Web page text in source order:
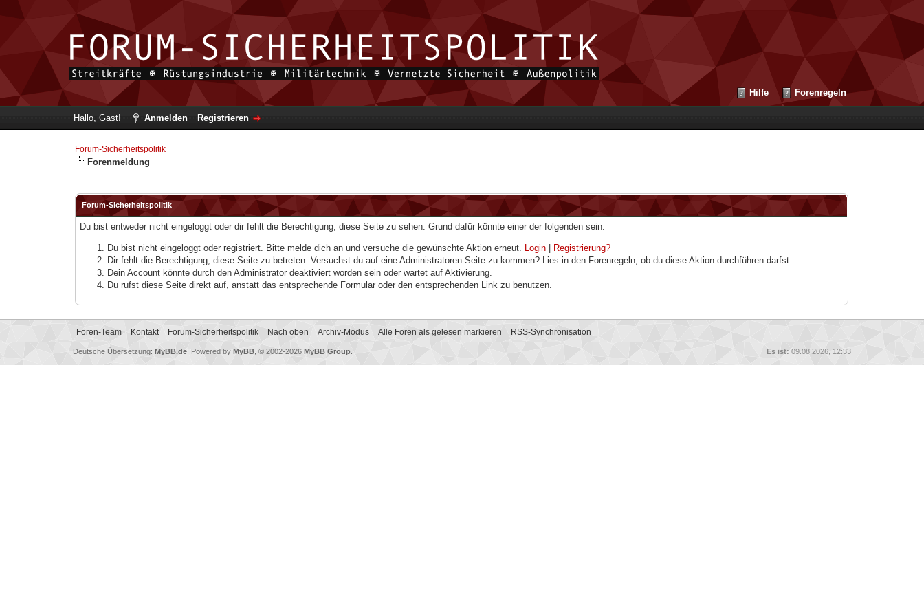
Hilfe Forenregeln
Hallo, Gast! Anmelden Registrieren
Forum-Sicherheitspolitik
Forenmeldung
Forum-Sicherheitspolitik
Du bist entweder nicht eingeloggt oder dir fehlt die Berechtigung, diese Seite zu sehen. Grund dafür könnte einer der folgenden sein:
Du bist nicht eingeloggt oder registriert. Bitte melde dich an und versuche die gewünschte Aktion erneut. Login
Registrierung?
Dir fehlt die Berechtigung, diese Seite zu betreten. Versuchst du auf eine Administratoren-Seite zu kommen? Lies in den Forenregeln, ob du diese Aktion durchführen darfst.
Dein Account könnte durch den Administrator deaktiviert worden sein oder wartet auf Aktivierung.
Du rufst diese Seite direkt auf, anstatt das entsprechende Formular oder den entsprechenden Link zu benutzen.
Foren-Team Kontakt Forum-Sicherheitspolitik Nach oben Archiv-Modus Alle Foren als gelesen markieren RSS-Synchronisation
Es ist: 09.08.2026, 12:33
Deutsche Übersetzung: MyBB.de, Powered by MyBB, © 2002-2026 MyBB Group.